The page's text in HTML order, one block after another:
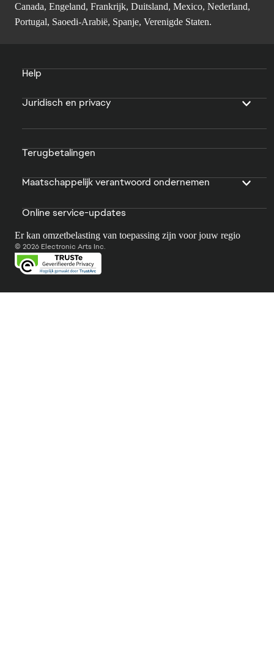
Canada, Engeland, Frankrijk, Duitsland, Mexico, Nederland,
Portugal, Saoedi-Arabië, Spanje, Verenigde Staten.
Help
Juridisch en privacy
Terugbetalingen
Maatschappelijk verantwoord ondernemen
Online service-updates
Er kan omzetbelasting van toepassing zijn voor jouw regio
© 2026 Electronic Arts Inc.